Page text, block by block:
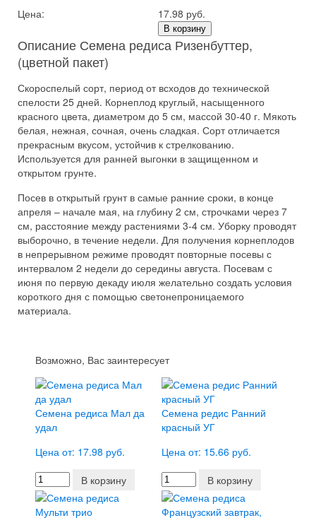
Цена:
17.98 руб.
В корзину
Описание Семена редиса Ризенбуттер,
(цветной пакет)
Скороспелый сорт, период от всходов до технической
спелости 25 дней. Корнеплод круглый, насыщенного
красного цвета, диаметром до 5 см, массой 30-40 г. Мякоть
белая, нежная, сочная, очень сладкая. Сорт отличается
прекрасным вкусом, устойчив к стрелкованию.
Используется для ранней выгонки в защищенном и
открытом грунте.
Посев в открытый грунт в самые ранние сроки, в конце
апреля – начале мая, на глубину 2 см, строчками через 7
см, расстояние между растениями 3-4 см. Уборку проводят
выборочно, в течение недели. Для получения корнеплодов
в непрерывном режиме проводят повторные посевы с
интервалом 2 недели до середины августа. Посевам с
июня по первую декаду июля желательно создать условия
короткого дня с помощью светонепроницаемого
материала.
Возможно, Вас заинтересует
Семена редиса Мал да
удал
Цена от: 17.98 руб.
В корзину
Семена редис Ранний
красный УГ
Цена от: 15.66 руб.
В корзину